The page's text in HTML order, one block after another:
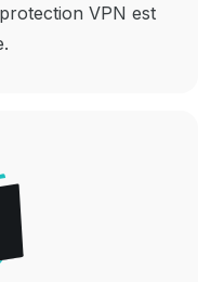
VPN est